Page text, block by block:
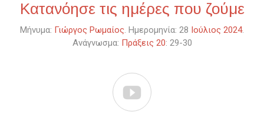
Κατανόησε τις ημέρες που ζούμε
Μήνυμα: Γιώργος Ρωμαίος. Ημερομηνία: 28 Ιούλιος 2024.
Ανάγνωσμα: Πράξεις 20: 29-30
